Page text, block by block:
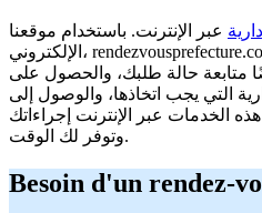
عبر الإنترنت. باستخدام موقعنا
الإلكتروني، rendezvousprefecture.com، يمكنك ليس فقط حجز موعد
متابعة حالة طلبك، والحصول على
التي يجب اتخاذها، والوصول إلى
الخدمات عبر الإنترنت إجراءاتك
وتوفر لك الوقت.
Besoin d'un rendez-